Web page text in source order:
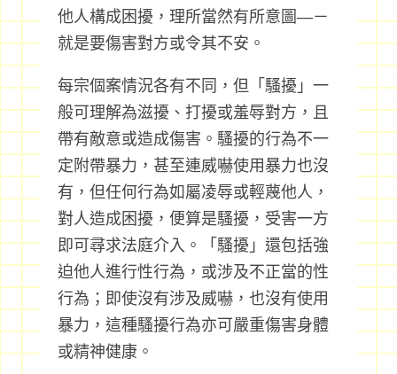
他人構成困擾，理所當然有所意圖—－
就是要傷害對方或令其不安。
每宗個案情況各有不同，但「騷擾」一
般可理解為滋擾、打擾或羞辱對方，且
帶有敵意或造成傷害。騷擾的行為不一
定附帶暴力，甚至連威嚇使用暴力也沒
有，但任何行為如屬凌辱或輕蔑他人，
對人造成困擾，便算是騷擾，受害一方
即可尋求法庭介入。「騷擾」還包括強
迫他人進行性行為，或涉及不正當的性
行為；即使沒有涉及威嚇，也沒有使用
暴力，這種騷擾行為亦可嚴重傷害身體
或精神健康。